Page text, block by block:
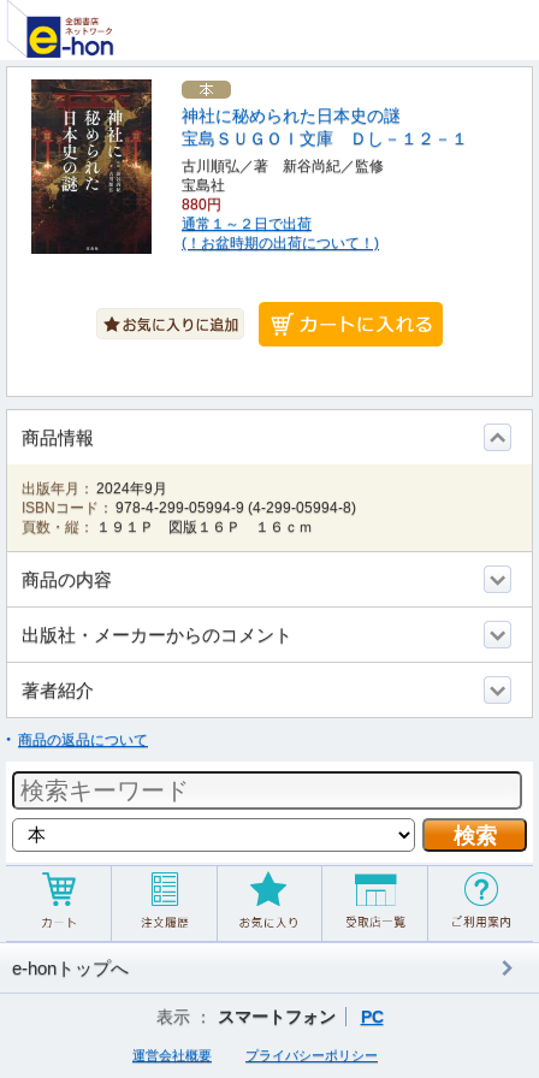
神社に秘められた日本史の謎
宝島ＳＵＧＯＩ文庫 Ｄし－１２－１
古川順弘／著 新谷尚紀／監修
宝島社
880円
通常１～２日で出荷
(！お盆時期の出荷について！)
商品情報
出版年月： 2024年9月
ISBNコード： 978-4-299-05994-9 (4-299-05994-8)
頁数・縦：
１９１Ｐ 図版１６Ｐ １６ｃｍ
商品の内容
出版社・メーカーからのコメント
著者紹介
商品の返品について
e-honトップへ
表示 ： スマートフォン PC
運営会社概要 プライバシーポリシー